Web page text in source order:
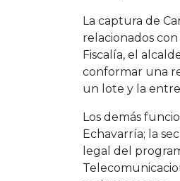
La captura de
relacionados
Fiscalía, el
conformar una
un lote y la
Los demás
Echavarría; la
legal del